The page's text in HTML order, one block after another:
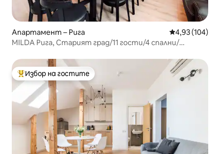
Апартамент – Рига Средна
4,93 (104)
MILDA Рига, Старият град/11 гости/4 спални/
Най-популярен избор на гостите
Избор на гостите